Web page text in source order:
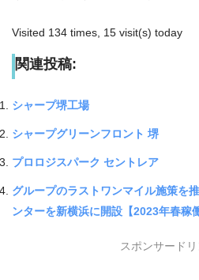
Visited 134 times, 15 visit(s) today
関連投稿:
シャープ堺工場
シャープグリーンフロント 堺
プロロジスパーク セントレア
グループのラストワンマイル施策を
ンターを新横浜に開設【2023年春稼
スポンサード